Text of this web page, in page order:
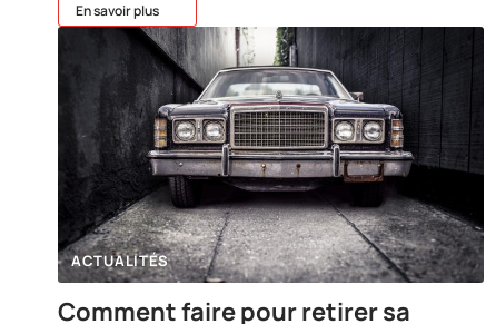
En savoir plus
ACTUALITÉS
Comment faire pour retirer sa